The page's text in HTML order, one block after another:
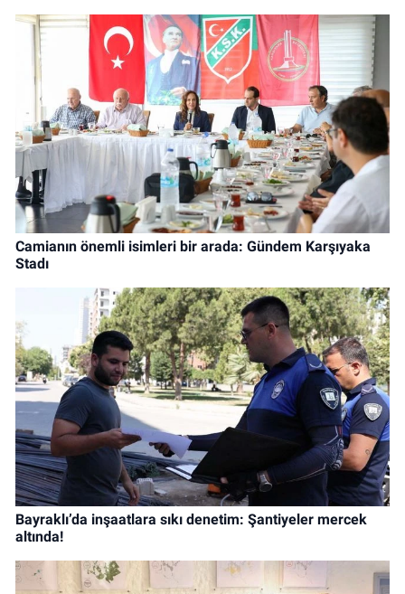
Camianın önemli isimleri bir arada: Gündem Karşıyaka
Stadı
Bayraklı’da inşaatlara sıkı denetim: Şantiyeler mercek
altında!